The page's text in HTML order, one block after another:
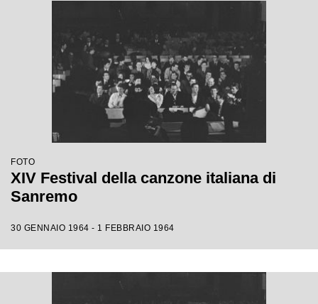
FOTO
XIV Festival della canzone italiana di
Sanremo
30 GENNAIO 1964 - 1 FEBBRAIO 1964